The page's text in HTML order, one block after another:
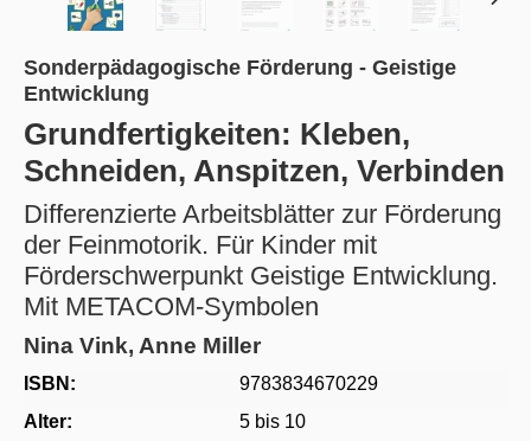
Sonderpädagogische Förderung - Geistige
Entwicklung
Grundfertigkeiten: Kleben,
Schneiden, Anspitzen, Verbinden
Differenzierte Arbeitsblätter zur Förderung
der Feinmotorik. Für Kinder mit
Förderschwerpunkt Geistige Entwicklung.
Mit METACOM-Symbolen
Nina Vink, Anne Miller
ISBN:
9783834670229
Alter:
5 bis 10